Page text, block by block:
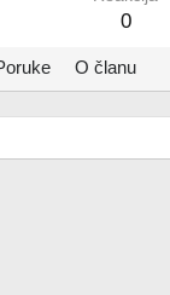
0
O članu